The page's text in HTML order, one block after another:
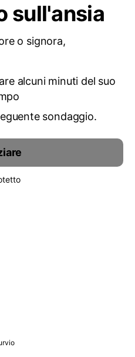
sull'ansia
o signora,
alcuni minuti del suo
sondaggio.